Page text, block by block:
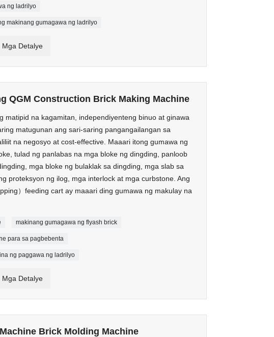
ng ladrilyo
makinang gumagawa ng ladrilyo
Mga Detalye
QGM Construction Brick Making Machine
matipid na kagamitan, independiyenteng binuo at ginawa
matugunan ang sari-saring pangangailangan sa
na negosyo at cost-effective. Maaari itong gumawa ng
tulad ng panlabas na mga bloke ng dingding, panloob
mga bloke ng bulaklak sa dingding, mga slab sa
proteksyon ng ilog, mga interlock at mga curbstone. Ang
）feeding cart ay maaari ding gumawa ng makulay na
makinang gumagawa ng flyash brick
para sa pagbebenta
ng paggawa ng ladrilyo
Mga Detalye
Brick Molding Machine